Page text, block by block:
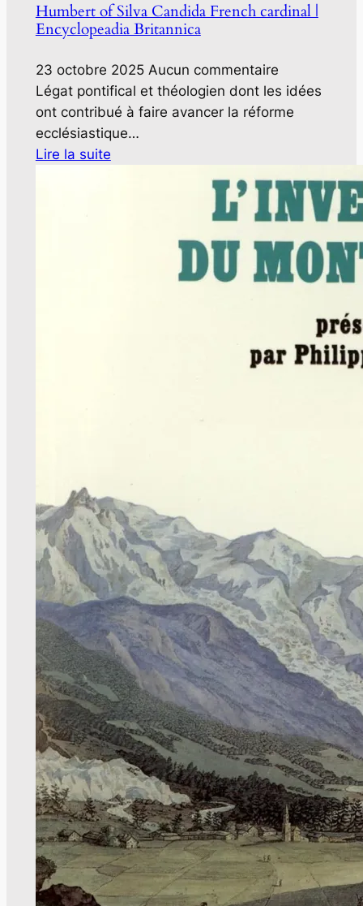
Humbert of Silva Candida French cardinal |
Encyclopeadia Britannica
23 octobre 2025 Aucun commentaire
Légat pontifical et théologien dont les idées
ont contribué à faire avancer la réforme
ecclésiastique…
Lire la suite